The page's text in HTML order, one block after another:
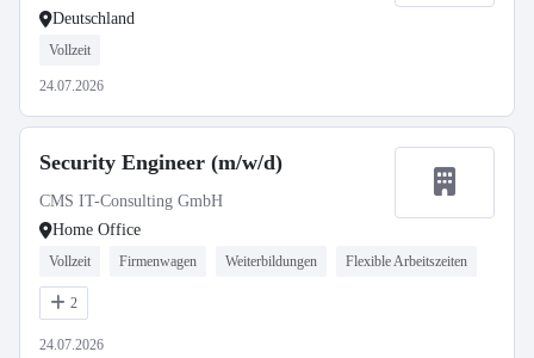
Deutschland
Vollzeit
24.07.2026
Security Engineer (m/w/d)
CMS IT-Consulting GmbH
Home Office
Vollzeit Firmenwagen Weiterbildungen Flexible Arbeitszeiten
2
24.07.2026